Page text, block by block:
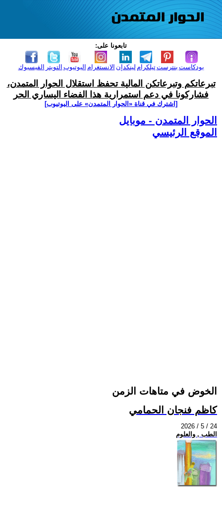
تابعونا على:
الفيسبوك التويتر اليوتيوب الانستغرام لينكدإن تيلكرامبنترست بودكاست
تبرعاتكم وتبرعاتكن المالية تحفظ استقلال الحوار المتمدن،
فشاركونا في دعم استمرارية هذا الفضاء اليساري الحر
[اشترك في قناة ‫«الحوار المتمدن» على اليوتيوب]
الحوار المتمدن - موبايل
الموقع الرئيسي
الخوض في متاهات الزمن
كاظم فنجان الحمامي
2026 / 5 / 24
الطب , والعلوم